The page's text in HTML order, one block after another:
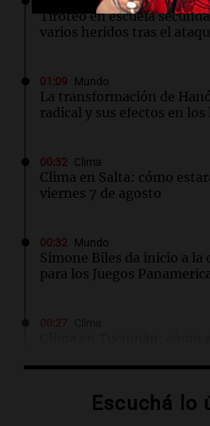
Tiroteo en escuela
varios heridos tras el
01:09 Mundo
La transformación de
radical y sus efectos en
00:32 Clima
Clima en Salta: cómo
viernes 7 de agosto
00:32 Mundo
Simone Biles da inicio a la
para los Juegos
ClimaEscuchá lo